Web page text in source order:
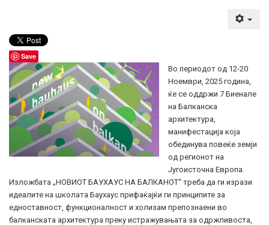
Save
Во периодот од 12-20
Ноември, 2025 година,
ќе се оддржи 7 Биенале
на Балканска
архитектура,
манифестација која
обединува повеќе земји
од регионот на
Југоисточна Европа.
Изложбата „НОВИОТ БАУХАУС НА БАЛКАНОТ“ треба да ги изрази
идеалите на школата Баухаус прифаќајќи ги принципите за
едноставност, функционалност и холизам препознаени во
балканската архитектура преку истражувањата за одржливоста,